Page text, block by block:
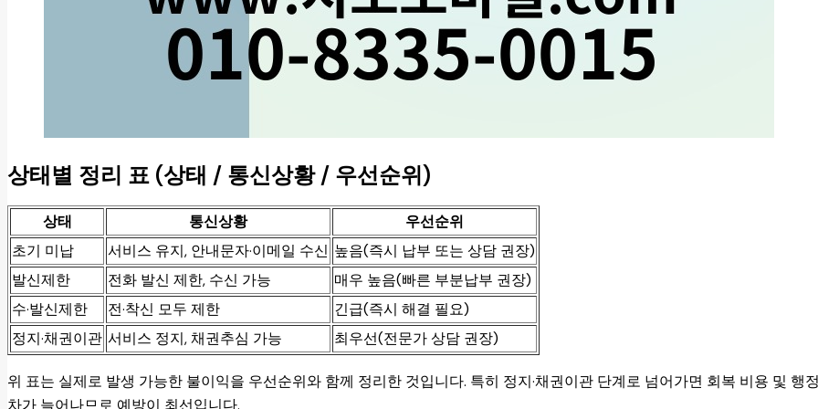
상태별 정리 표 (상태 / 통신상황 / 우선순위)
상태 통신상황
우선순위
초기 미납
서비스 유지, 안내문자·이메일 수신 높음(즉시 납부 또는 상담 권장)
발신제한
전화 발신 제한, 수신 가능
매우 높음(빠른 부분납부 권장)
수·발신제한
전·착신 모두 제한
긴급(즉시 해결 필요)
정지·채권이관 서비스 정지, 채권추심 가능 최우선(전문가 상담 권장)
위 표는 실제로 발생 가능한 불이익을 우선순위와 함께 정리한 것입니다. 특히 정지·채권이관 단계로 넘어가면 회복 비용 및 행
차가 늘어나므로 예방이 최선입니다.